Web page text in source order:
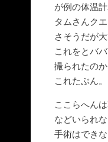
が例の体温
タムさんク
さそうだが
これをとバ
撮られたの
これたぶん。
ここらへん
などいられ
手術はでき